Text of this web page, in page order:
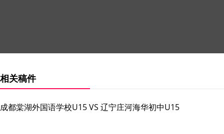
相关稿件
成都棠湖外国语学校U15 VS 辽宁庄河海华初中U15